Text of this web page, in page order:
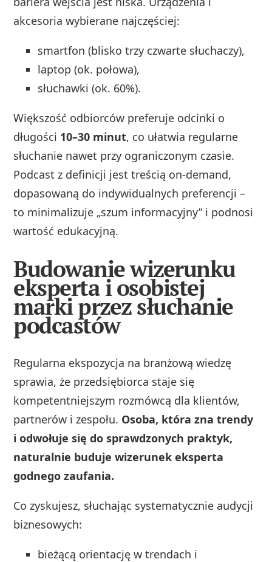
akcesoria wybierane najczęściej:
smartfon (blisko trzy czwarte słuchaczy),
laptop (ok. połowa),
słuchawki (ok. 60%).
Większość odbiorców preferuje odcinki o
długości 10–30 minut, co ułatwia regularne
słuchanie nawet przy ograniczonym czasie.
Podcast z definicji jest treścią on‑demand,
dopasowaną do indywidualnych preferencji –
to minimalizuje „szum informacyjny” i podnosi
wartość edukacyjną.
Budowanie wizerunku
eksperta i osobistej
marki przez słuchanie
podcastów
Regularna ekspozycja na branżową wiedzę
sprawia, że przedsiębiorca staje się
kompetentniejszym rozmówcą dla klientów,
partnerów i zespołu. Osoba, która zna trendy
i odwołuje się do sprawdzonych praktyk,
naturalnie buduje wizerunek eksperta
godnego zaufania.
Co zyskujesz, słuchając systematycznie audycji
biznesowych:
bieżącą orientację w trendach i